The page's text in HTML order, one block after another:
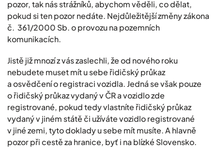
pozor, tak nás strážníků, abychom věděli, co dělat,
pokud si ten pozor nedáte. Nejdůležitější změny zákona
č. 361/2000 Sb. o provozu na pozemních
komunikacích.
Jistě již mnozí z vás zaslechli, že od nového roku
nebudete muset mít u sebe řidičský průkaz
a osvědčení o registraci vozidla. Jedná se však pouze
o řidičský průkaz vydaný v ČR a vozidlo zde
registrované, pokud tedy vlastníte řidičský průkaz
vydaný v jiném státě či užíváte vozidlo registrované
v jiné zemi, tyto doklady u sebe mít musíte. A hlavně
pozor při cestě za hranice, byť i na blízké Slovensko.